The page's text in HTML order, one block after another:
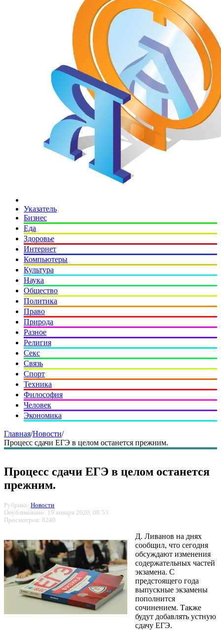
Указатель
Бизнес
Еда
Здоровье
Интернет
Компьютеры
Культура
Наука
Общество
Политика
Право
Природа
Разное
Религия
Секс
Связь
Спорт
Техника
Философия
Человек
Экономика
Главная/Новости/
Процесс сдачи ЕГЭ в целом останется прежним.
Процесс сдачи ЕГЭ в целом останется
прежним.
Рубрика: Новости
Опубликовано: 19 января 2020, 08:53
Просмотров: 8240
Д. Ливанов на днях
сообщил, что сегодня
обсуждают изменения
содержательных частей
экзамена. С
предстоящего года
выпускные экзамены
пополнится
сочинением. Также
будут добавлять устную
сдачу ЕГЭ.